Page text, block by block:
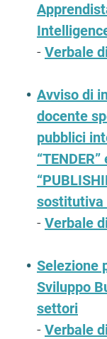
- Verbale
Avviso di
docente
pubblici
“TENDER”
sostitutiva
- Verbale
Selezione
Sviluppo
settori
- Verbale